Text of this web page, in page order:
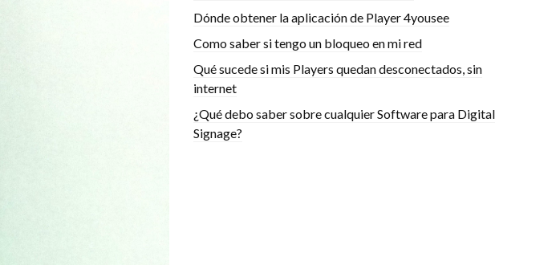
Dónde obtener la aplicación de Player 4yousee
Como saber si tengo un bloqueo en mi red
Qué sucede si mis Players quedan desconectados, sin
internet
¿Qué debo saber sobre cualquier Software para Digital
Signage?